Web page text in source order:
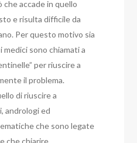
accade in quello
e risulta difficile da
Per questo motivo sia
sono chiamati a
per riuscire a
il problema.
di riuscire a
andrologi ed
che sono legate